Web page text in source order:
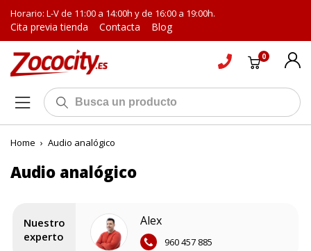
Horario: L-V de 11:00 a 14:00h y de 16:00 a 19:00h.
Cita previa tienda Contacta Blog
0
Home › Audio analógico
Audio analógico
Nuestro
experto
Alex
960 457 885